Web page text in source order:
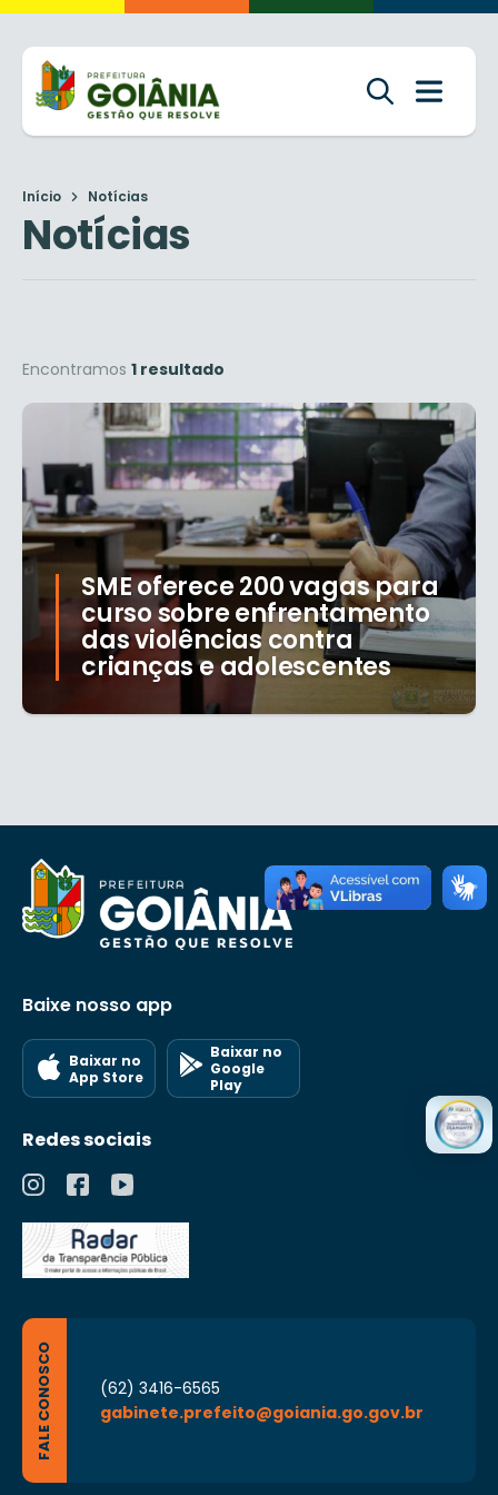
Início Notícias
Notícias
Encontramos 1 resultado
SME oferece 200 vagas para
curso sobre enfrentamento
das violências contra
crianças e adolescentes
Baixe nosso app
Baixar no
App Store
Baixar no
Google
Play
Redes sociais
FALE CONOSCO
(62) 3416-6565
gabinete.prefeito@goiania.go.gov.br